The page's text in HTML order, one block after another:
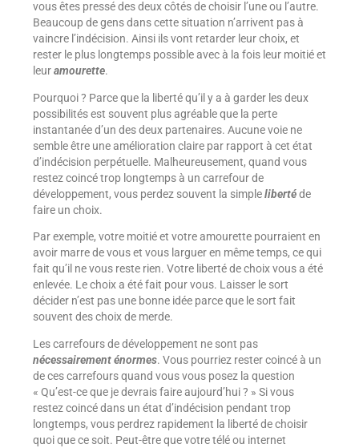
vous êtes pressé des deux côtés de choisir l’une ou l’autre.
Beaucoup de gens dans cette situation n’arrivent pas à
vaincre l’indécision. Ainsi ils vont retarder leur choix, et
rester le plus longtemps possible avec à la fois leur moitié et
leuramourette.
Pourquoi ? Parce que la liberté qu’il y a à garder les deux
possibilités est souvent plus agréable que la perte
instantanée d’un des deux partenaires. Aucune voie ne
semble être une amélioration claire par rapport à cet état
d’indécision perpétuelle. Malheureusement, quand vous
restez coincé trop longtemps à un carrefour de
développement, vous perdez souvent la simpleliberté de
faire un choix.
Par exemple, votre moitié et votre amourette pourraient en
avoir marre de vous et vous larguer en même temps, ce qui
fait qu’il ne vous reste rien. Votre liberté de choix vous a été
enlevée. Le choix a été fait pour vous. Laisser le sort
décider n’est pas une bonne idée parce que le sort fait
souvent des choix de merde.
Les carrefours de développement ne sont pas
nécessairement énormes. Vous pourriez rester coincé à un
de ces carrefours quand vous vous posez la question
« Qu’est-ce que je devrais faire aujourd’hui ? » Si vous
restez coincé dans un état d’indécision pendant trop
longtemps, vous perdrez rapidement la liberté de choisir
quoi que ce soit. Peut-être que votre télé ou internet